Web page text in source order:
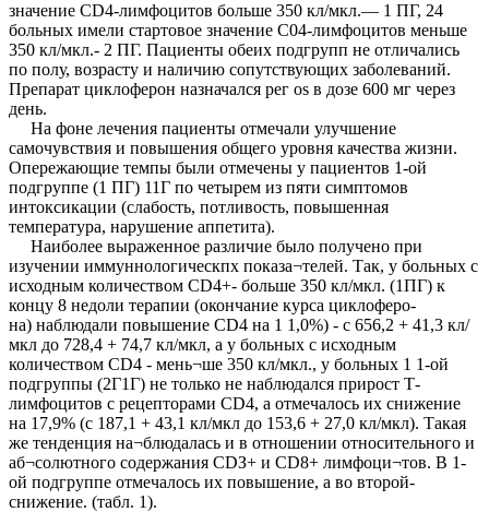
значение СD4-лимфоцитов больше 350 кл/мкл.— 1 ПГ, 24
больных имели стартовое значение С04-лимфоцитов меньше
350 кл/мкл.- 2 ПГ. Пациенты обеих подгрупп не отличались
по полу, возрасту и наличию сопутствующих заболеваний.
Препарат циклоферон назначался рег os в дозе 600 мг через
день.
На фоне лечения пациенты отмечали улучшение
самочувствия и повышения общего уровня качества жизни.
Опережающие темпы были отмечены у пациентов 1-ой
подгруппе (1 ПГ) 11Г по четырем из пяти симптомов
интоксикации (слабость, потливость, повышенная
температура, нарушение аппетита).
Наиболее выраженное различие было получено при
изучении иммуннологическпх показа¬телей. Так, у больных с
исходным количеством СD4+- больше 350 кл/мкл. (1ПГ) к
концу 8 недоли терапии (окончание курса циклоферо-
на) наблюдали повышение СD4 на 1 1,0%) - с 656,2 + 41,3 кл/
мкл до 728,4 + 74,7 кл/мкл, а у больных с исходным
количеством СD4 - мень¬ше 350 кл/мкл., у больных 1 1-ой
подгруппы (2Г1Г) не только не наблюдался прирост Т-
лимфоцитов с рецепторами СD4, а отмечалось их снижение
на 17,9% (с 187,1 + 43,1 кл/мкл до 153,6 + 27,0 кл/мкл). Такая
же тенденция на¬блюдалась и в отношении относительного и
аб¬солютного содержания СDЗ+ и СD8+ лимфоци¬тов. В 1-
ой подгруппе отмечалось их повышение, а во второй-
снижение. (табл. 1).